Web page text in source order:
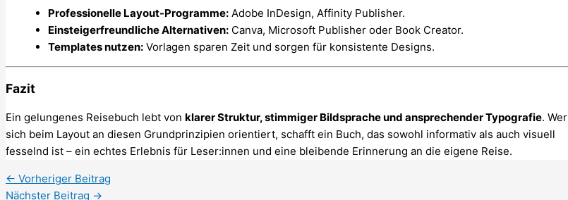
Professionelle Layout-Programme: Adobe InDesign, Affinity Publisher.
Einsteigerfreundliche Alternativen: Canva, Microsoft Publisher oder Book Creator.
Templates nutzen: Vorlagen sparen Zeit und sorgen für konsistente Designs.
Fazit
Ein gelungenes Reisebuch lebt von klarer Struktur, stimmiger Bildsprache und ansprechender Typografie. Wer
sich beim Layout an diesen Grundprinzipien orientiert, schafft ein Buch, das sowohl informativ als auch visuell
fesselnd ist – ein echtes Erlebnis für Leser:innen und eine bleibende Erinnerung an die eigene Reise.
← Vorheriger Beitrag
Nächster Beitrag →